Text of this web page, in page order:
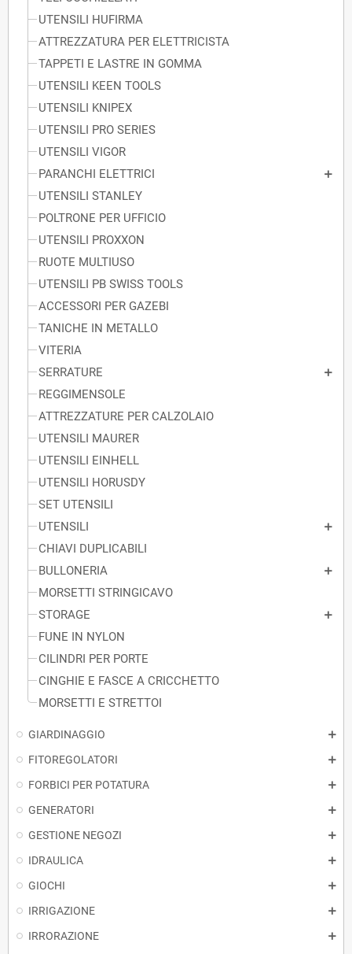
UTENSILI HUFIRMA
ATTREZZATURA PER ELETTRICISTA
TAPPETI E LASTRE IN GOMMA
UTENSILI KEEN TOOLS
UTENSILI KNIPEX
UTENSILI PRO SERIES
UTENSILI VIGOR
PARANCHI ELETTRICI
UTENSILI STANLEY
POLTRONE PER UFFICIO
UTENSILI PROXXON
RUOTE MULTIUSO
UTENSILI PB SWISS TOOLS
ACCESSORI PER GAZEBI
TANICHE IN METALLO
VITERIA
SERRATURE
REGGIMENSOLE
ATTREZZATURE PER CALZOLAIO
UTENSILI MAURER
UTENSILI EINHELL
UTENSILI HORUSDY
SET UTENSILI
UTENSILI
CHIAVI DUPLICABILI
BULLONERIA
MORSETTI STRINGICAVO
STORAGE
FUNE IN NYLON
CILINDRI PER PORTE
CINGHIE E FASCE A CRICCHETTO
MORSETTI E STRETTOI
GIARDINAGGIO
FITOREGOLATORI
FORBICI PER POTATURA
GENERATORI
GESTIONE NEGOZI
IDRAULICA
GIOCHI
IRRIGAZIONE
IRRORAZIONE